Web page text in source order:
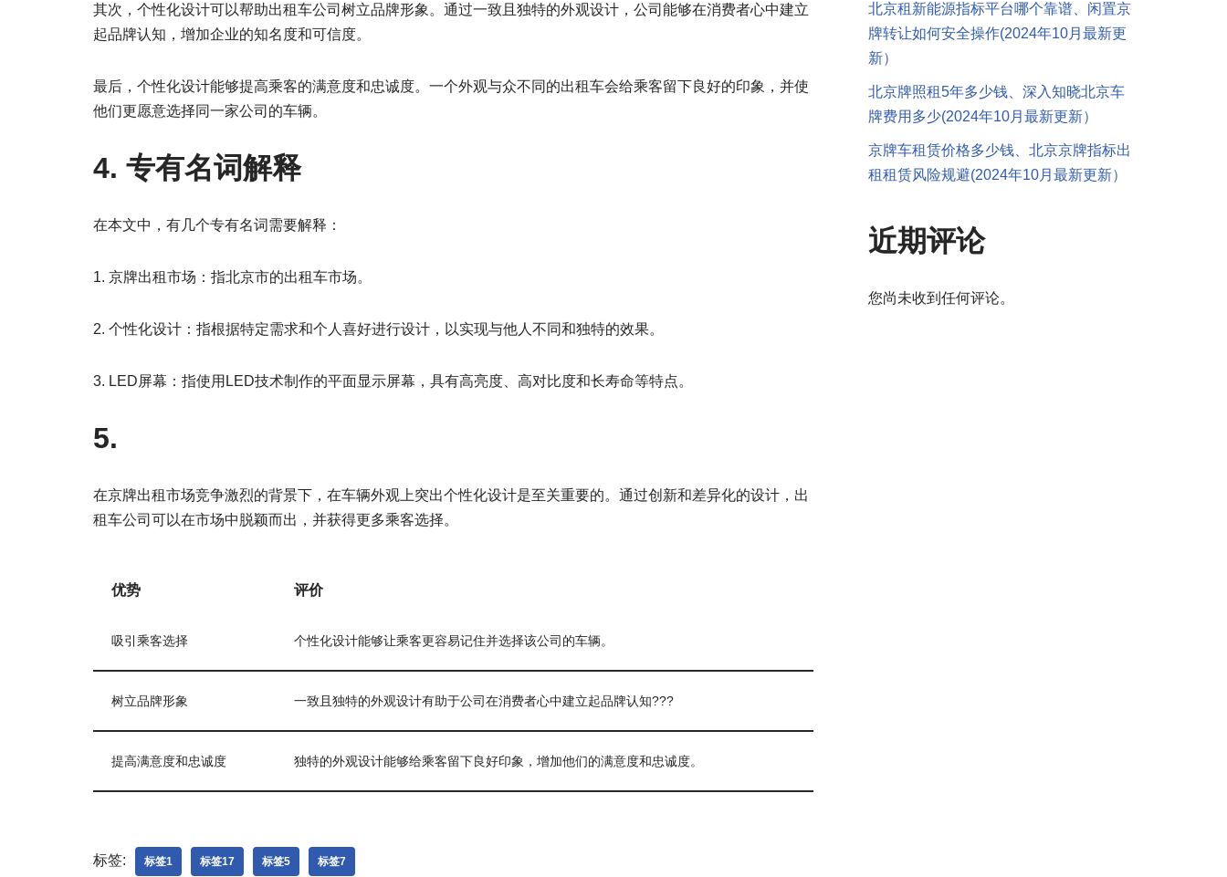
其次，个性化设计可以帮助出租车公司树立品牌形象。通过一致且独特的外观设计，公司能够在消费者心中建立
起品牌认知，增加企业的知名度和可信度。
最后，个性化设计能够提高乘客的满意度和忠诚度。一个外观与众不同的出租车会给乘客留下良好的印象，并使
他们更愿意选择同一家公司的车辆。
4. 专有名词解释
在本文中，有几个专有名词需要解释：
1. 京牌出租市场：指北京市的出租车市场。
2. 个性化设计：指根据特定需求和个人喜好进行设计，以实现与他人不同和独特的效果。
3. LED屏幕：指使用LED技术制作的平面显示屏幕，具有高亮度、高对比度和长寿命等特点。
5.
在京牌出租市场竞争激烈的背景下，在车辆外观上突出个性化设计是至关重要的。通过创新和差异化的设计，出
租车公司可以在市场中脱颖而出，并获得更多乘客选择。
优势 评价
吸引乘客选择 个性化设计能够让乘客更容易记住并选择该公司的车辆。
树立品牌形象 一致且独特的外观设计有助于公司在消费者心中建立起品牌认知???
提高满意度和忠诚度 独特的外观设计能够给乘客留下良好印象，增加他们的满意度和忠诚度。
标签: 标签1 标签17 标签5 标签7
北京租新能源指标平台哪个靠谱、闲置京
牌转让如何安全操作(2024年10月最新更
新）
北京牌照租5年多少钱、深入知晓北京车
牌费用多少(2024年10月最新更新）
京牌车租赁价格多少钱、北京京牌指标出
租租赁风险规避(2024年10月最新更新）
近期评论
您尚未收到任何评论。